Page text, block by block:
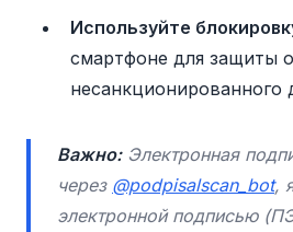
Используйте
смартфоне для защиты
несанкционированного
Важно:Электронная
через @podpisalscan_bot,
электронной подписью